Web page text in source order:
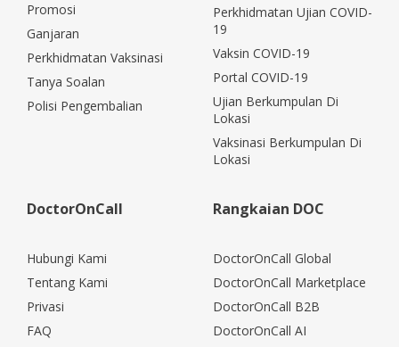
Promosi
Ganjaran
Perkhidmatan Vaksinasi
Tanya Soalan
Polisi Pengembalian
Perkhidmatan Ujian COVID-
19
Vaksin COVID-19
Portal COVID-19
Ujian Berkumpulan Di
Lokasi
Vaksinasi Berkumpulan Di
Lokasi
DoctorOnCall
Hubungi Kami
Tentang Kami
Privasi
FAQ
Rangkaian DOC
DoctorOnCall Global
DoctorOnCall Marketplace
DoctorOnCall B2B
DoctorOnCall AI